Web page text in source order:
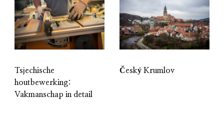
Tsjechische
houtbewerking:
Vakmanschap in detail
Český Krumlov